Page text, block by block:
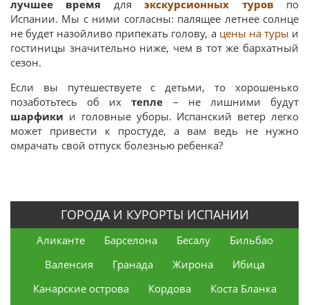
лучшее время дляэкскурсионных туров по
Испании. Мы с ними согласны: палящее летнее солнце
не будет назойливо припекать голову, ацены на туры и
гостиницы значительно ниже, чем в тот же бархатный
сезон.
Если вы путешествуете с детьми, то хорошенько
позаботьтесь об ихтепле – не лишними будут
шарфики и головные уборы. Испанский ветер легко
может привести к простуде, а вам ведь не нужно
омрачать свой отпуск болезнью ребенка?
ГОРОДА И КУРОРТЫ ИСПАНИИ
Аликанте Барселона Бесалу
Бильбао
Валенсия
Гранада Жирона
Ибица
Канарские острова
Кордова
Коста Бланка